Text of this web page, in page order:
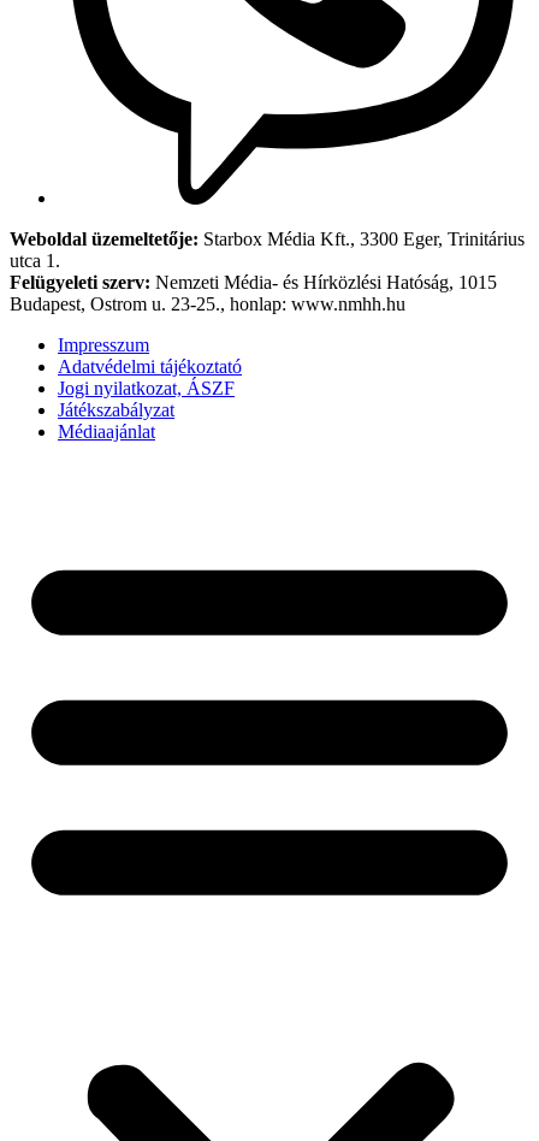
Weboldal üzemeltetője: Starbox Média Kft., 3300 Eger, Trinitárius
utca 1.
Felügyeleti szerv: Nemzeti Média- és Hírközlési Hatóság, 1015
Budapest, Ostrom u. 23-25., honlap: www.nmhh.hu
Impresszum
Adatvédelmi tájékoztató
Jogi nyilatkozat, ÁSZF
Játékszabályzat
Médiaajánlat